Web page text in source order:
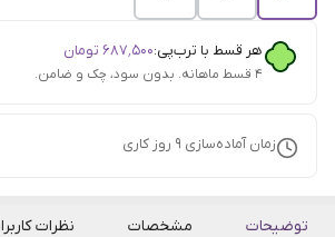
هر قسط با ترب‌پی:۶۸۷٬۵۰۰ تومان
۴ قسط ماهانه. بدون سود، چک و ضامن.
زمان آماده‌سازی 9 روز کاری
توضیحات مشخصات نظرات